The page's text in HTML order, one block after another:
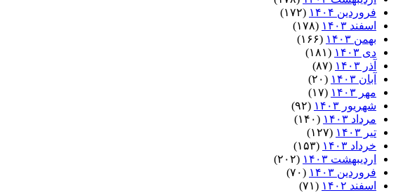
فروردین ۱۴۰۴
(۱۷۲)
اسفند ۱۴۰۳
(۱۷۸)
بهمن ۱۴۰۳
(۱۶۶)
دی ۱۴۰۳
(۱۸۱)
آذر ۱۴۰۳
(۸۷)
آبان ۱۴۰۳
(۲۰)
مهر ۱۴۰۳
(۱۷)
شهریور ۱۴۰۳
(۹۲)
مرداد ۱۴۰۳
(۱۴۰)
تیر ۱۴۰۳
(۱۲۷)
خرداد ۱۴۰۳
(۱۵۳)
اردیبهشت ۱۴۰۳
(۲۰۲)
فروردین ۱۴۰۳
(۷۰)
اسفند ۱۴۰۲
(۷۱)